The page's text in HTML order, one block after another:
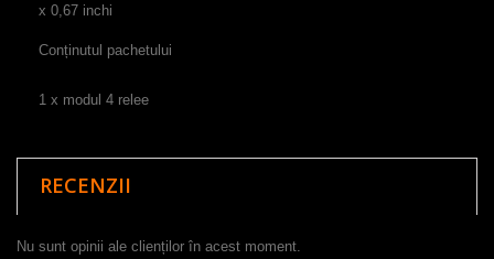
x 0,67 inchi
Conținutul pachetului
1 x modul 4 relee
RECENZII
Nu sunt opinii ale clienților în acest moment.